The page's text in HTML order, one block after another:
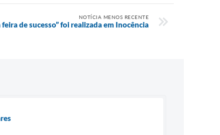
NOTÍCIA MENOS RECENTE
de sucesso” foi realizada em Inocência